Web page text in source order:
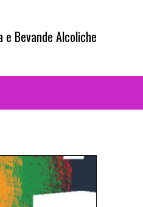
e Bevande Alcoliche